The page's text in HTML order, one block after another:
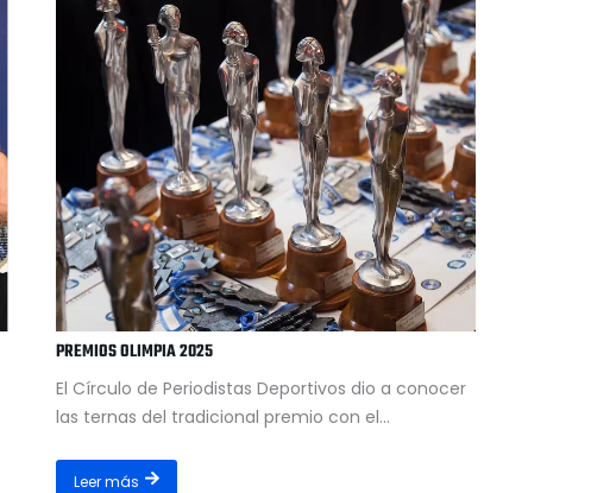
PREMIOS OLIMPIA 2025
El Círculo de Periodistas Deportivos dio a conocer
las ternas del tradicional premio con el...
Leer más